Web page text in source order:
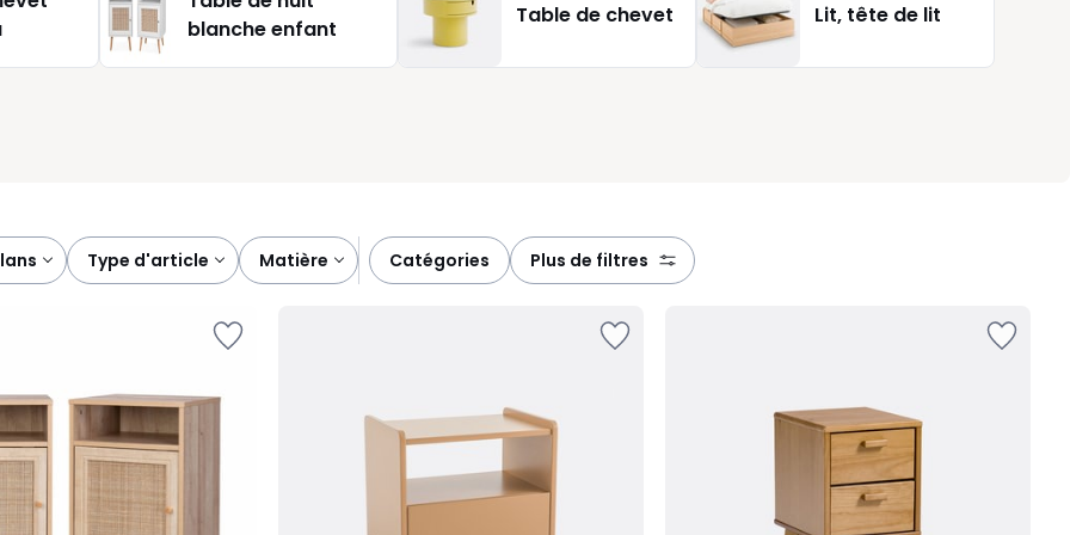
blanche enfant
Table de chevet Lit, tête de lit
type d'article matière catégories plus de filtres